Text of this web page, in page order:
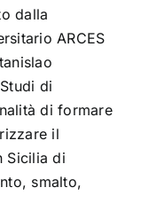
dalla
ARCES
di
di formare
il
Sicilia di
smalto,